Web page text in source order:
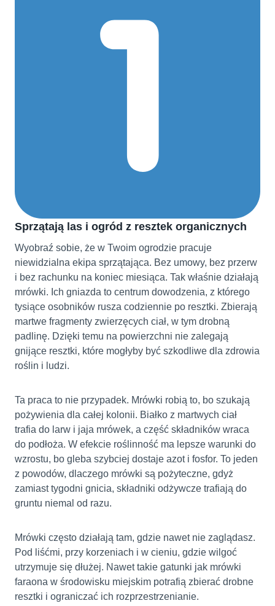
Sprzątają las i ogród z resztek organicznych
Wyobraź sobie, że w Twoim ogrodzie pracuje
niewidzialna ekipa sprzątająca. Bez umowy, bez przerw
i bez rachunku na koniec miesiąca. Tak właśnie działają
mrówki. Ich gniazda to centrum dowodzenia, z którego
tysiące osobników rusza codziennie po resztki. Zbierają
martwe fragmenty zwierzęcych ciał, w tym drobną
padlinę. Dzięki temu na powierzchni nie zalegają
gnijące resztki, które mogłyby być szkodliwe dla zdrowia
roślin i ludzi.
Ta praca to nie przypadek. Mrówki robią to, bo szukają
pożywienia dla całej kolonii. Białko z martwych ciał
trafia do larw i jaja mrówek, a część składników wraca
do podłoża. W efekcie roślinność ma lepsze warunki do
wzrostu, bo gleba szybciej dostaje azot i fosfor. To jeden
z powodów, dlaczego mrówki są pożyteczne, gdyż
zamiast tygodni gnicia, składniki odżywcze trafiają do
gruntu niemal od razu.
Mrówki często działają tam, gdzie nawet nie zaglądasz.
Pod liśćmi, przy korzeniach i w cieniu, gdzie wilgoć
utrzymuje się dłużej. Nawet takie gatunki jak mrówki
faraona w środowisku miejskim potrafią zbierać drobne
resztki i ograniczać ich rozprzestrzenianie.